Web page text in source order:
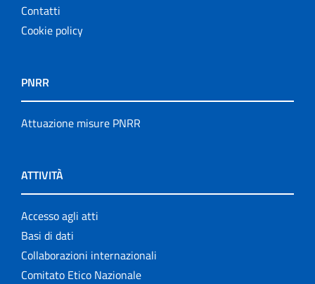
Contatti
Cookie policy
PNRR
Attuazione misure PNRR
ATTIVITÀ
Accesso agli atti
Basi di dati
Collaborazioni internazionali
Comitato Etico Nazionale